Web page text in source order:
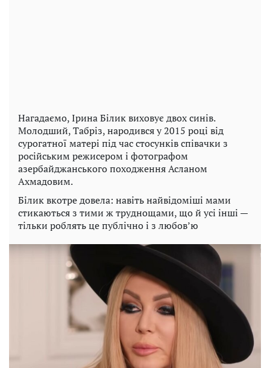
Нагадаємо, Ірина Білик виховує двох синів.
Молодший, Табріз, народився у 2015 році від
сурогатної матері під час стосунків співачки з
російським режисером і фотографом
азербайджанського походження Асланом
Ахмадовим.
Білик вкотре довела: навіть найвідоміші мами
стикаються з тими ж труднощами, що й усі інші —
тільки роблять це публічно і з любов’ю